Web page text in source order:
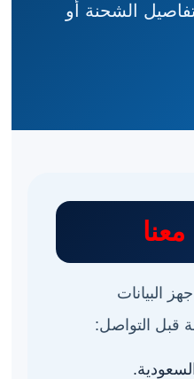
الشحنة أو
البيانات
قبل التواصل: